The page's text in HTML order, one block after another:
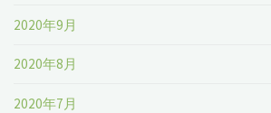
2020年9月
2020年8月
2020年7月